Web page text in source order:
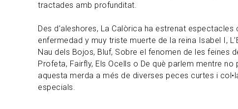
tractades amb profunditat.
Des d’aleshores, La Calòrica ha estrenat espectacles
enfermedad y muy triste muerte de la reina Isabel I,
Nau dels Bojos, Bluf, Sobre el fenomen de les feines
Profeta, Fairfly, Els Ocells o De què parlem mentre
aquesta merda a més de diverses peces curtes i
especials.